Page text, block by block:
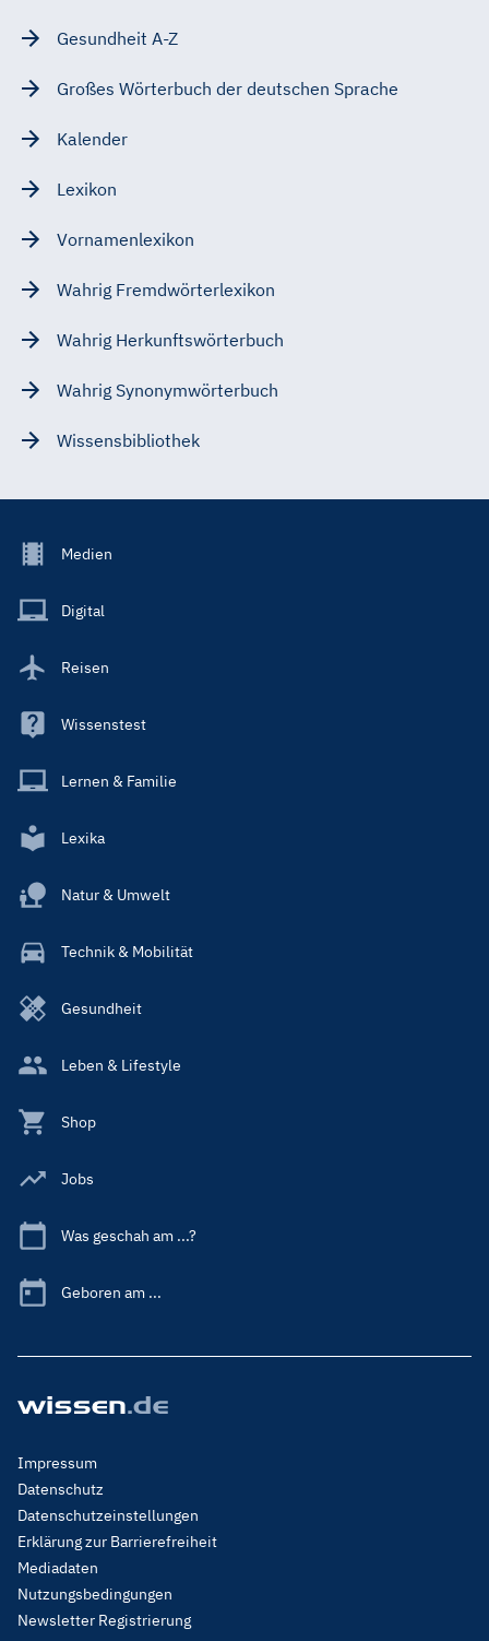
Gesundheit A-Z
Großes Wörterbuch der deutschen Sprache
Kalender
Lexikon
Vornamenlexikon
Wahrig Fremdwörterlexikon
Wahrig Herkunftswörterbuch
Wahrig Synonymwörterbuch
Wissensbibliothek
Footer
Main
Medien
Digital
Reisen
Wissenstest
Lernen & Familie
Lexika
Natur & Umwelt
Technik & Mobilität
Gesundheit
Leben & Lifestyle
Shop
Jobs
Was geschah am ...?
Geboren am ...
Footer
Menu
Legal
Impressum
Datenschutz
Datenschutzeinstellungen
Erklärung zur Barrierefreiheit
Mediadaten
Nutzungsbedingungen
Newsletter Registrierung